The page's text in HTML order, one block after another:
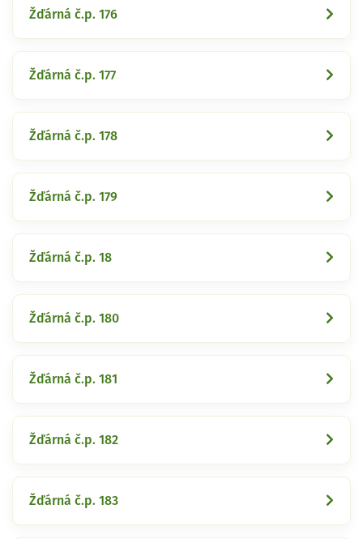
Žďárná č.p. 176
Žďárná č.p. 177
Žďárná č.p. 178
Žďárná č.p. 179
Žďárná č.p. 18
Žďárná č.p. 180
Žďárná č.p. 181
Žďárná č.p. 182
Žďárná č.p. 183